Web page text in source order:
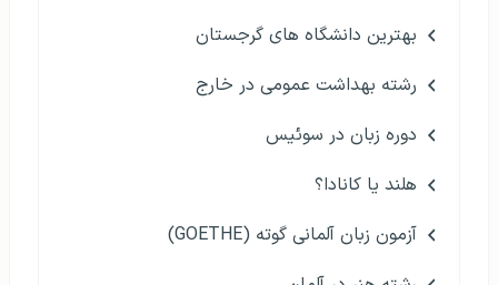
بهترین دانشگاه های گرجستان
رشته بهداشت عمومی در خارج
دوره زبان در سوئیس
هلند یا کانادا؟
آزمون زبان آلمانی گوته (GOETHE)